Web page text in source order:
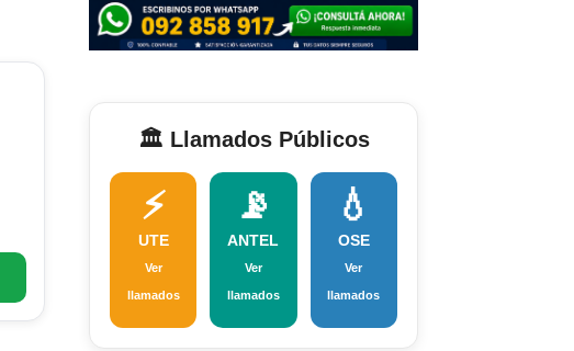
🏛️ Llamados Públicos
⚡
UTE
Ver
llamados
📡
ANTEL
Ver
llamados
💧
OSE
Ver
llamados